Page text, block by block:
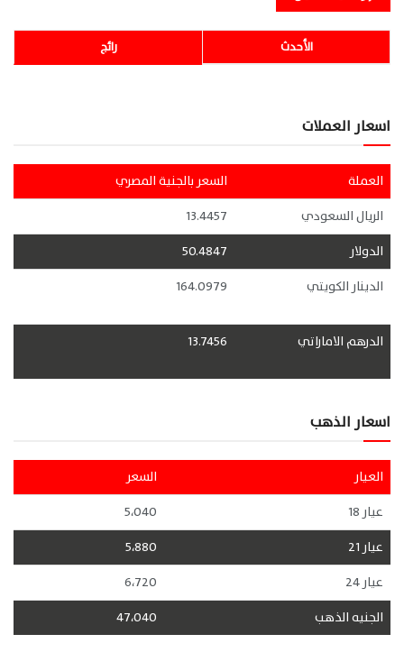
رائج الأحدث
اسعار العملات
العملة
السعر بالجنية المصري
الريال السعودي
13.4457
الدولار
50.4847
الدينار الكويتي
164.0979
الدرهم الاماراتي 13.7456
اسعار الذهب
العيار
السعر
عيار 18
5،040
عيار 21
5،880
عيار 24
6،720
الجنيه الذهب
47،040